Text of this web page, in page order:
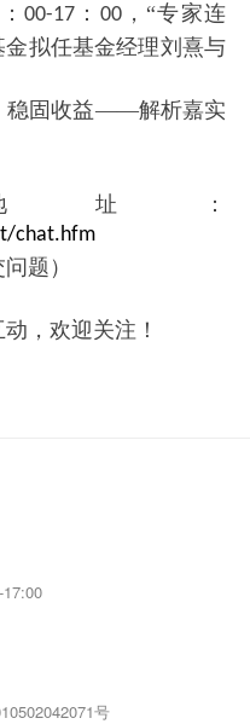
：00-17 ： 00，“专家连
拟任基金经理刘熹与
稳固收益——解析嘉实
址：
chat.hfm
题）
， 欢迎关注 ！
号